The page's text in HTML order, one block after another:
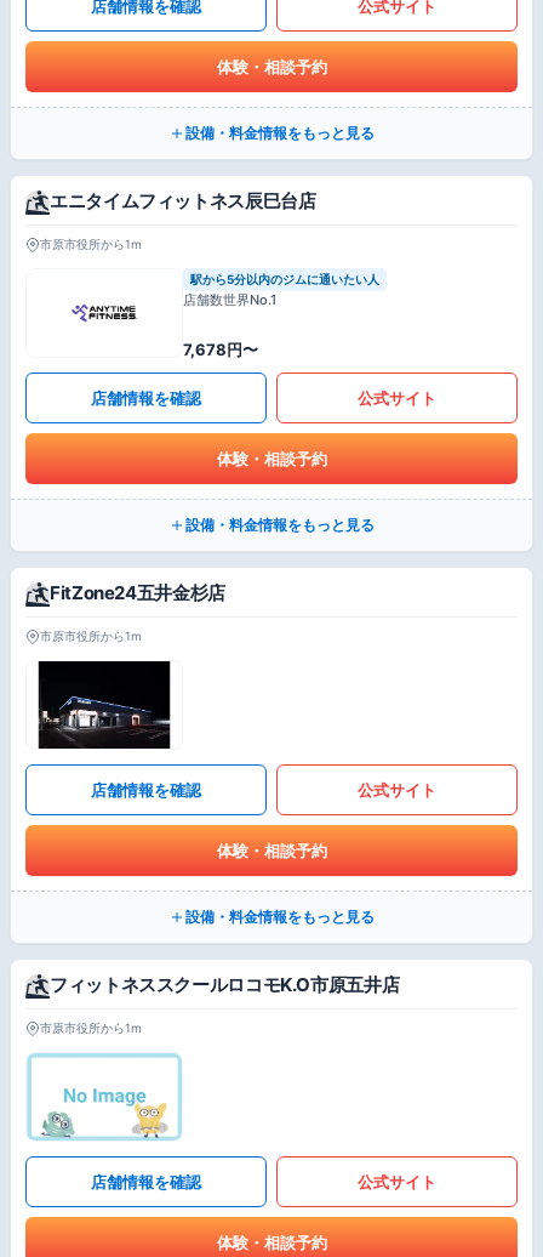
店舗情報を確認 公式サイト
体験・相談予約
設備・料金情報をもっと見る
エニタイムフィットネス辰巳台店
市原市役所から1m
駅から5分以内のジムに通いたい人
店舗数世界No.1
7,678円〜
店舗情報を確認 公式サイト
体験・相談予約
設備・料金情報をもっと見る
FitZone24五井金杉店
市原市役所から1m
店舗情報を確認 公式サイト
体験・相談予約
設備・料金情報をもっと見る
フィットネススクールロコモK.O市原五井店
市原市役所から1m
店舗情報を確認 公式サイト
体験・相談予約